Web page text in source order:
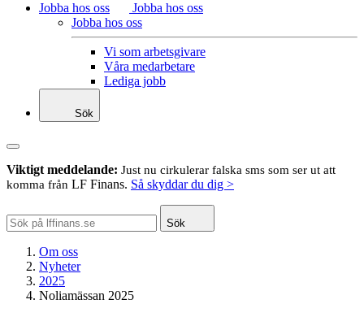
Jobba hos oss
Jobba hos oss
Jobba hos oss
Vi som arbetsgivare
Våra medarbetare
Lediga jobb
Sök
Viktigt meddelande: Just nu cirkulerar falska sms som ser ut att
komma från LF Finans. Så skyddar du dig >
Sök
Om oss
Nyheter
2025
Noliamässan 2025